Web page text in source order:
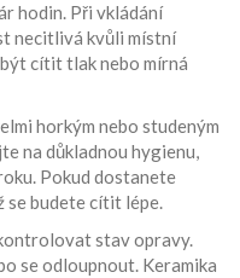
hodin. Při vkládání
necitlivá kvůli místní
cítit tlak nebo mírná
horkým nebo studeným
na důkladnou hygienu,
Pokud dostanete
se budete cítit lépe.
stav opravy.
se odloupnout. Keramika